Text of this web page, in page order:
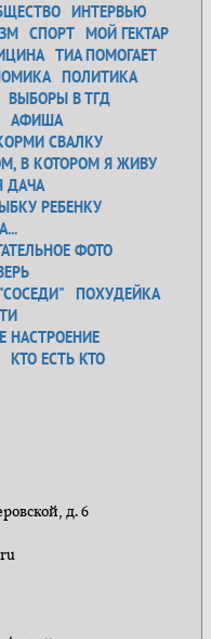
ИНТЕРВЬЮ
СПОРТ МОЙ ГЕКТАР
ТИА ПОМОГАЕТ
ПОЛИТИКА
ВЫБОРЫ В ТГД
АФИША
СВАЛКУ
В КОТОРОМ Я ЖИВУ
ДАЧА
РЕБЕНКУ
ФОТО
ПОХУДЕЙКА
НАСТРОЕНИЕ
КТО ЕСТЬ КТО
д. 6